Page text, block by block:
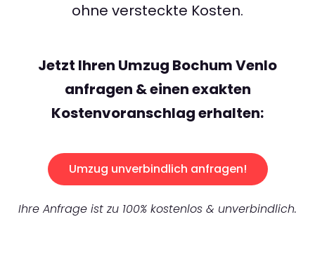
ohne versteckte Kosten.
Jetzt Ihren Umzug Bochum Venlo
anfragen & einen exakten
Kostenvoranschlag erhalten:
Umzug unverbindlich anfragen!
Ihre Anfrage ist zu 100% kostenlos & unverbindlich.